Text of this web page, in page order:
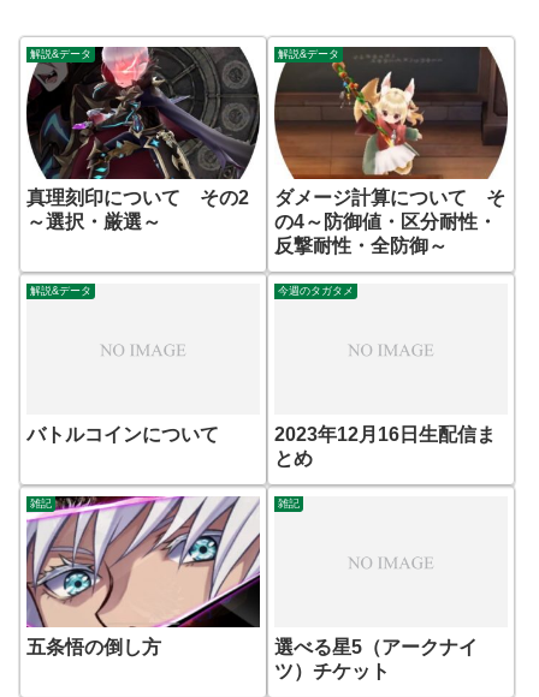
解説&データ
真理刻印について その2
～選択・厳選～
解説&データ
ダメージ計算について そ
の4～防御値・区分耐性・
反撃耐性・全防御～
解説&データ
バトルコインについて
今週のタガタメ
2023年12月16日生配信ま
とめ
雑記
五条悟の倒し方
雑記
選べる星5（アークナイ
ツ）チケット